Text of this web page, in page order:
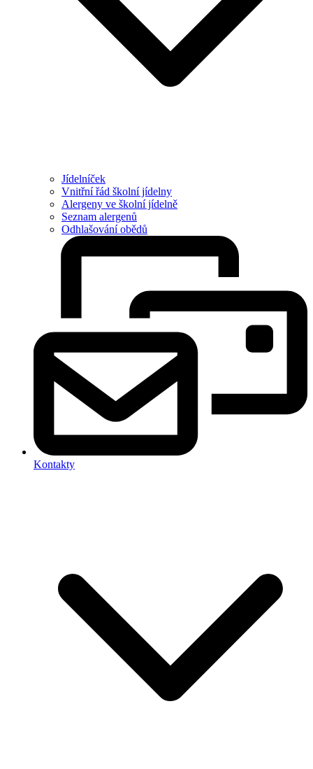
Jídelníček
Vnitřní řád školní jídelny
Alergeny ve školní jídelně
Seznam alergenů
Odhlašování obědů
Kontakty